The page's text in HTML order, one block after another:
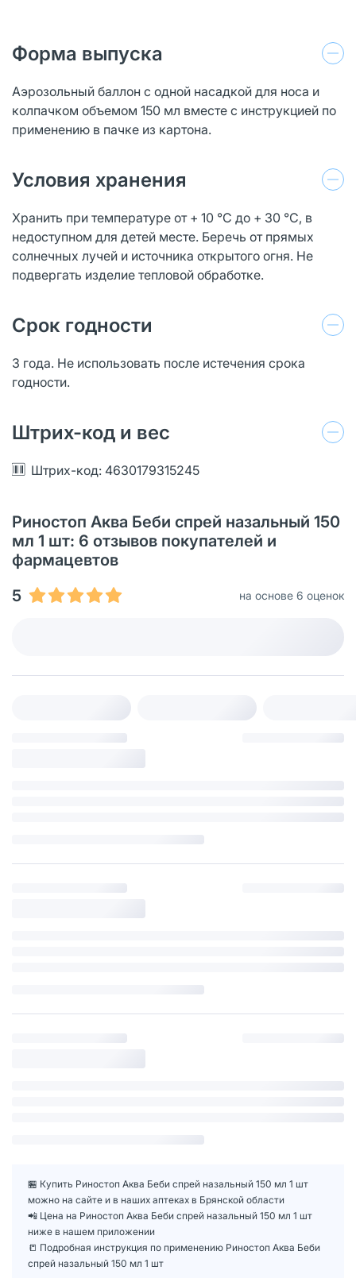
Форма выпуска
Аэрозольный баллон с одной насадкой для носа и
колпачком объемом 150 мл вместе с инструкцией по
применению в пачке из картона.
Условия хранения
Хранить при температуре от + 10 °C до + 30 °C, в
недоступном для детей месте. Беречь от прямых
солнечных лучей и источника открытого огня. Не
подвергать изделие тепловой обработке.
Срок годности
3 года. Не использовать после истечения срока
годности.
Штрих-код и вес
Штрих-код: 4630179315245
Риностоп Аква Беби спрей назальный 150
мл 1 шт: 6 отзывов покупателей и
фармацевтов
5
на основе 6 оценок
🏪 Купить Риностоп Аква Беби спрей назальный 150 мл 1 шт
можно на сайте и в наших аптеках в Брянской области
📲 Цена на Риностоп Аква Беби спрей назальный 150 мл 1 шт
ниже в нашем приложении
📒 Подробная инструкция по применению Риностоп Аква Беби
спрей назальный 150 мл 1 шт